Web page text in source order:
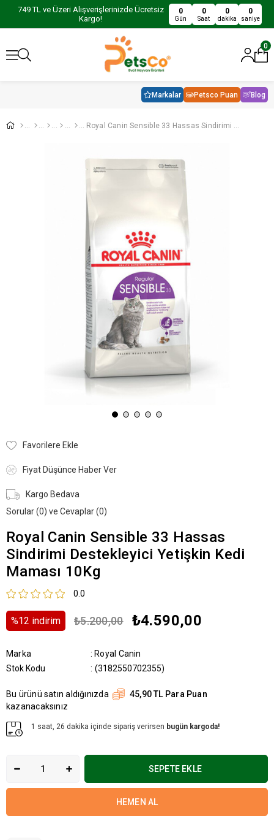
749 TL ve Üzeri Alışverişlerinizde Ücretsiz
Kargo!
0
Gün
0
Saat
0
dakika
0
saniye
0
Markalar Petsco Puan Blog
Royal Canin Sensible 33 Hassas Sindirimi Destekleyici Yetişkin Kedi Maması 10Kg
Favorilere Ekle
Fiyat Düşünce Haber Ver
Kargo Bedava
Sorular (0) ve Cevaplar (0)
Royal Canin Sensible 33 Hassas
Sindirimi Destekleyici Yetişkin Kedi
Maması 10Kg
0.0
%12 i̇ndirim ₺5.200,00 ₺4.590,00
Marka : Royal Canin
Stok Kodu
(3182550702355)
Bu ürünü satın aldığınızda
45,90 TL Para Puan
kazanacaksınız
1 saat, 26 dakika içinde sipariş verirsen bugün kargoda!